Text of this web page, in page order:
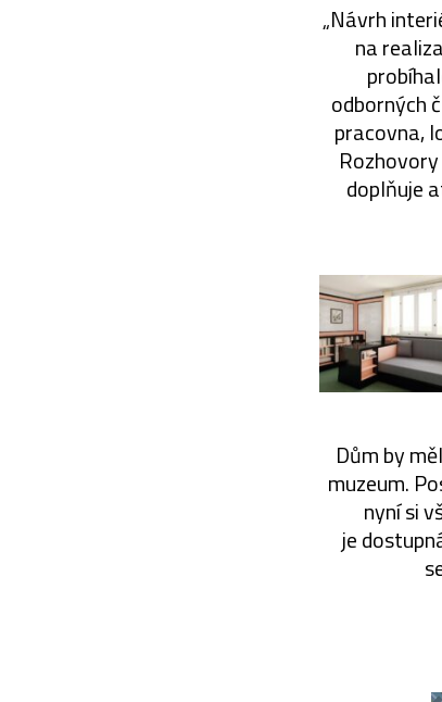
„Návrh
na
odborných
pracovna,
doplňuje
Dům by
muzeum.
nyní si
je